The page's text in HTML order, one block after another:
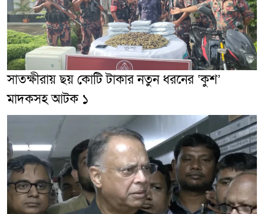
সাতক্ষীরায় ছয় কোটি টাকার নতুন ধরনের ‘কুশ’
মাদকসহ আটক ১